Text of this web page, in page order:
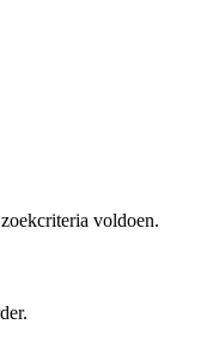
voldoen.